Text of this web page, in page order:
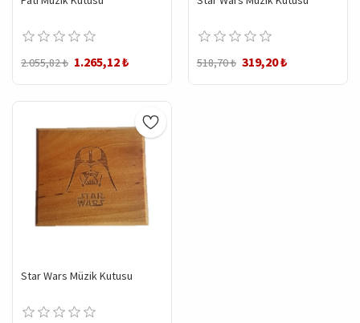
2.055,82 ₺ 1.265,12 ₺ 518,70 ₺ 319,20 ₺
Star Wars Müzik Kutusu